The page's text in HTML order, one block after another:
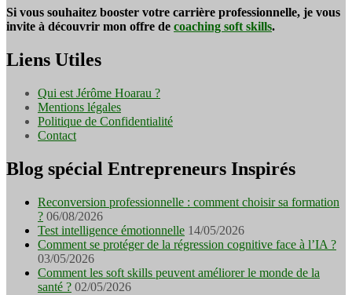
Si vous souhaitez booster votre carrière professionnelle, je vous
invite à découvrir mon offre de coaching soft skills.
Liens Utiles
Qui est Jérôme Hoarau ?
Mentions légales
Politique de Confidentialité
Contact
Blog spécial Entrepreneurs Inspirés
Reconversion professionnelle : comment choisir sa formation
? 06/08/2026
Test intelligence émotionnelle 14/05/2026
Comment se protéger de la régression cognitive face à l’IA ?
03/05/2026
Comment les soft skills peuvent améliorer le monde de la
santé ? 02/05/2026